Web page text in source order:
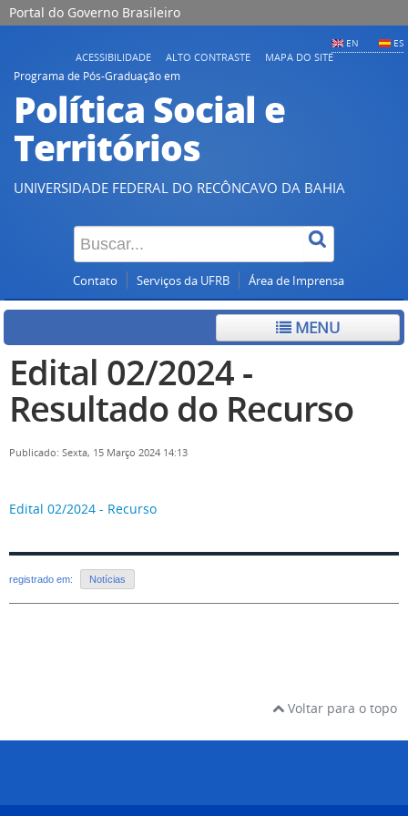
Portal do Governo Brasileiro
EN ES
ACESSIBILIDADE ALTO CONTRASTE
MAPA DO SITE
Programa de Pós-Graduação em
Política Social e
Territórios
UNIVERSIDADE FEDERAL DO RECÔNCAVO DA BAHIA
Contato Serviços da UFRB Área de Imprensa
MENU
Edital 02/2024 -
Resultado do Recurso
Publicado: Sexta, 15 Março 2024 14:13
Edital 02/2024 - Recurso
registrado em: Notícias
Voltar para o topo